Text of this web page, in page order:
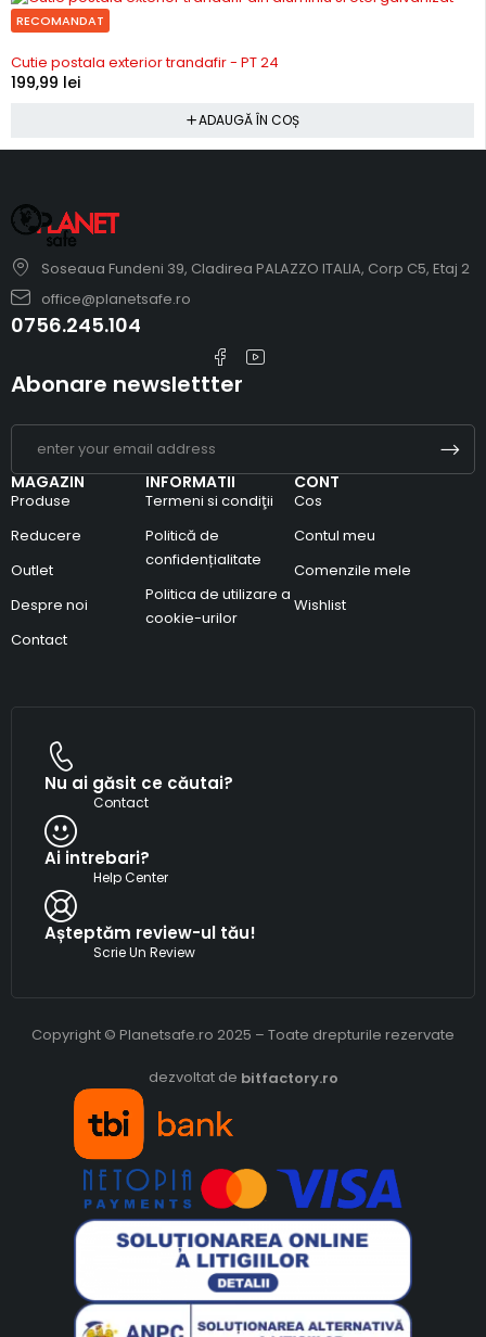
RECOMANDAT
In stoc
Cutie postala exterior trandafir - PT 24
199,99 lei
ADAUGĂ ÎN COȘ
Soseaua Fundeni 39, Cladirea PALAZZO ITALIA, Corp C5, Etaj 2
office@planetsafe.ro
0756.245.104
MAGAZIN
Produse
Reducere
Outlet
Despre noi
Contact
INFORMATII
Termeni si condiţii
Politică de
confidențialitate
Politica de utilizare a
cookie-urilor
CONT
Cos
Contul meu
Comenzile mele
Wishlist
Abonare newslettter
Nu ai găsit ce căutai?
Contact
Ai intrebari?
Help Center
Așteptăm review-ul tău!
Scrie Un Review
Copyright © Planetsafe.ro 2025 – Toate drepturile rezervate
dezvoltat de bitfactory.ro